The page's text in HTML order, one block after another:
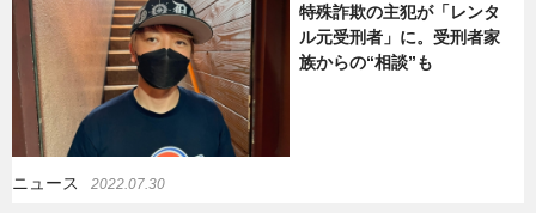
特殊詐欺の主犯が「レンタ
ル元受刑者」に。受刑者家
族からの“相談”も
ニュース 2022.07.30